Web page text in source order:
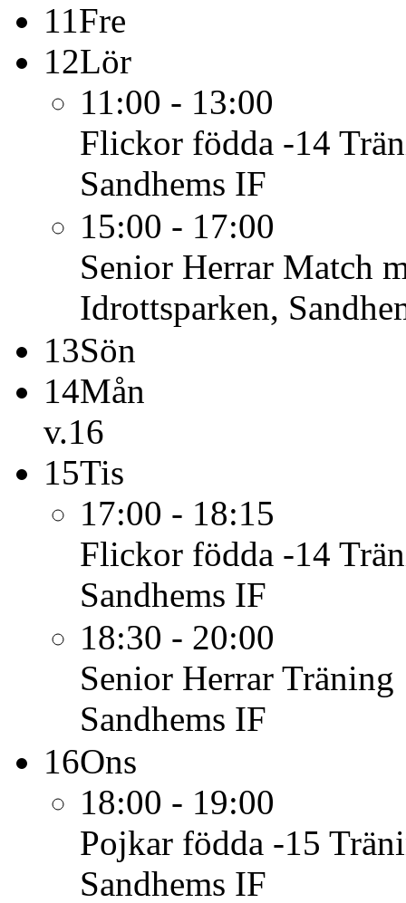
11Fre
12Lör
11:00 - 13:00
Flickor födda -14
Sandhems IF
15:00 - 17:00
Senior Herrar Match
Idrottsparken,
13Sön
14Mån
v.16
15Tis
17:00 - 18:15
Flickor födda -14
Sandhems IF
18:30 - 20:00
Senior Herrar Träning
Sandhems IF
16Ons
18:00 - 19:00
Pojkar födda -15
Sandhems IF